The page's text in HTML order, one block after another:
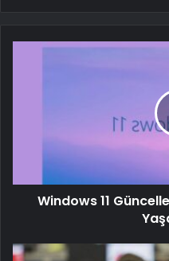
Windows 11